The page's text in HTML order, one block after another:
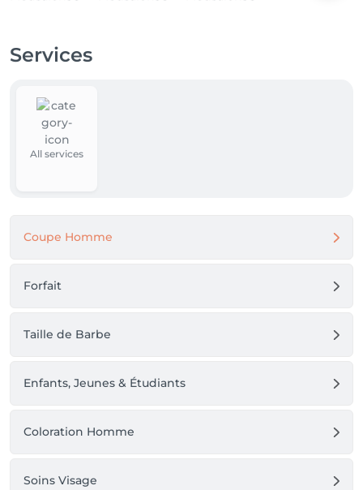
Services
All services
Coupe Homme
Forfait
Taille de Barbe
Enfants, Jeunes & Étudiants
Coloration Homme
Soins Visage